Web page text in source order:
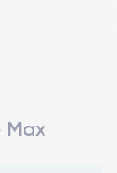
Max